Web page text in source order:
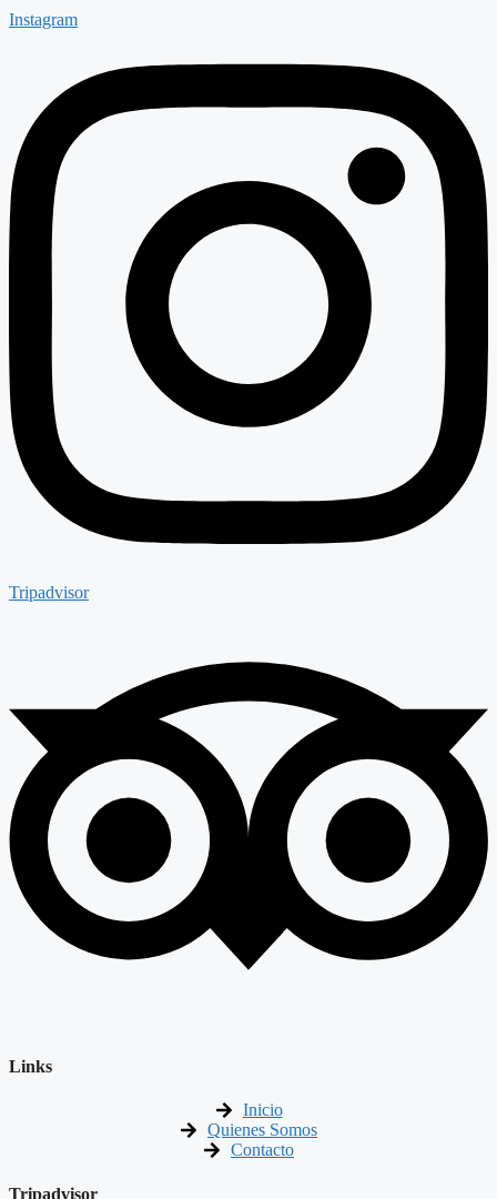
Instagram
Tripadvisor
Links
Inicio
Quienes Somos
Contacto
Tripadvisor